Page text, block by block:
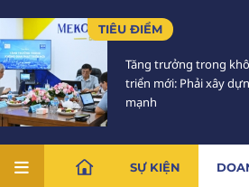
TIÊU ĐIỂM
Tăng trưởng trong
triển mới: Phải xây
mạnh
SỰ KIỆN